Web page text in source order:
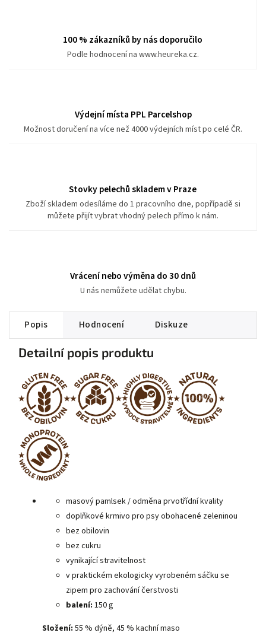
100 % zákazníků by nás doporučilo
Podle hodnocení na www.heureka.cz.
Výdejní místa PPL Parcelshop
Možnost doručení na více než 4000 výdejních míst po celé ČR.
Stovky pelechů skladem v Praze
Zboží skladem odesíláme do 1 pracovního dne, popřípadě si
můžete přijít vybrat vhodný pelech přímo k nám.
Vrácení nebo výměna do 30 dnů
U nás nemůžete udělat chybu.
Popis Hodnocení Diskuze
Detailní popis produktu
masový pamlsek / odměna prvotřídní kvality
doplňkové krmivo pro psy obohacené zeleninou
bez obilovin
bez cukru
vynikající stravitelnost
v praktickém ekologicky vyrobeném sáčku se
zipem pro zachování čerstvosti
balení: 150 g
Složení: 55 % dýně, 45 % kachní maso